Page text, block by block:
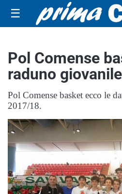
☰
Pol Comense
raduno
Pol Comense basket ecco le
2017/18.